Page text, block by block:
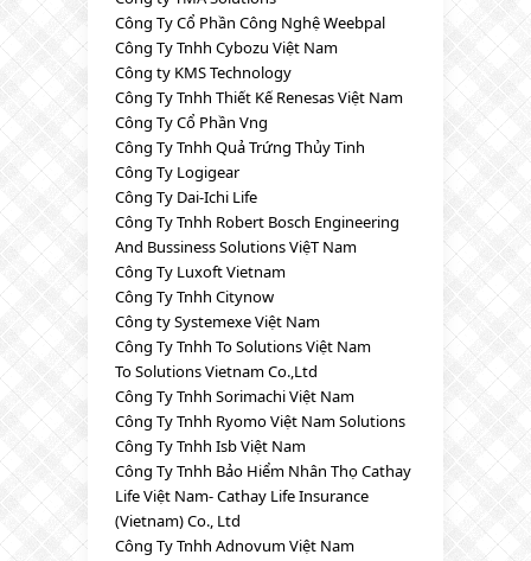
Công Ty Cổ Phần Công Nghệ Weebpal
Công Ty Tnhh Cybozu Việt Nam
Công ty KMS Technology
Công Ty Tnhh Thiết Kế Renesas Việt Nam
Công Ty Cổ Phần Vng
Công Ty Tnhh Quả Trứng Thủy Tinh
Công Ty Logigear
Công Ty Dai-Ichi Life
Công Ty Tnhh Robert Bosch Engineering
And Bussiness Solutions ViệT Nam
Công Ty Luxoft Vietnam
Công Ty Tnhh Citynow
Công ty Systemexe Việt Nam
Công Ty Tnhh To Solutions Việt Nam
To Solutions Vietnam Co.,Ltd
Công Ty Tnhh Sorimachi Việt Nam
Công Ty Tnhh Ryomo Việt Nam Solutions
Công Ty Tnhh Isb Việt Nam
Công Ty Tnhh Bảo Hiểm Nhân Thọ Cathay
Life Việt Nam- Cathay Life Insurance
(Vietnam) Co., Ltd
Công Ty Tnhh Adnovum Việt Nam